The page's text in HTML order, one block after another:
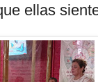
ellas